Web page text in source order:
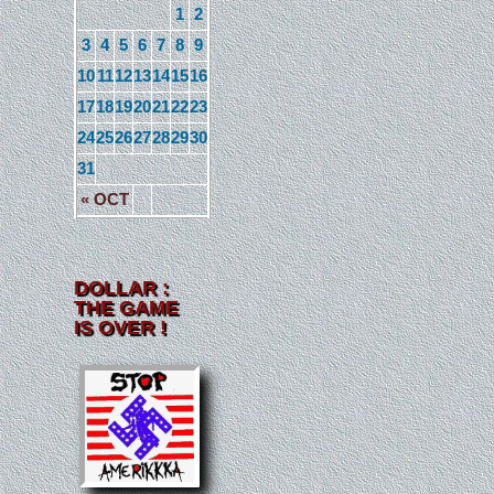
« OCT
1 2
3 4 5 6 7 8 9
10111213141516
17181920212223
24252627282930
31
DOLLAR :
THE GAME
IS OVER !